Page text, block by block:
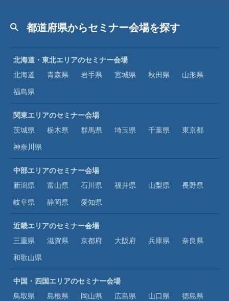
都道府県からセミナー会場を探す
北海道・東北エリアのセミナー会場
北海道
青森県 岩手県 宮城県 秋田県
山形県
福島県
関東エリアのセミナー会場
茨城県
栃木県 群馬県 埼玉県 千葉県
東京都
神奈川県
中部エリアのセミナー会場
新潟県
富山県 石川県 福井県 山梨県
長野県
岐阜県
静岡県 愛知県
近畿エリアのセミナー会場
三重県
滋賀県 京都府 大阪府 兵庫県
奈良県
和歌山県
中国・四国エリアのセミナー会場
鳥取県
島根県 岡山県 広島県 山口県
徳島県